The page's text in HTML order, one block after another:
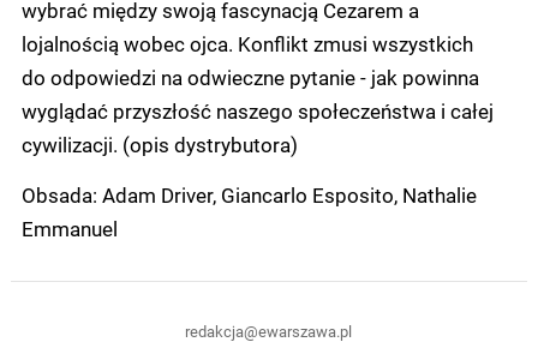
wybrać między swoją fascynacją Cezarem a
lojalnością wobec ojca. Konflikt zmusi wszystkich
do odpowiedzi na odwieczne pytanie - jak powinna
wyglądać przyszłość naszego społeczeństwa i całej
cywilizacji. (opis dystrybutora)
Obsada: Adam Driver, Giancarlo Esposito, Nathalie
Emmanuel
redakcja@ewarszawa.pl